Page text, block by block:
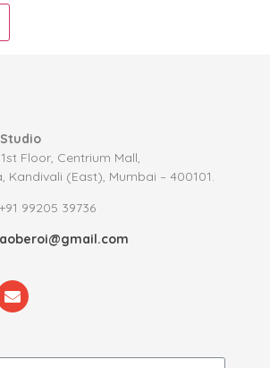
Studio
Floor, Centrium Mall,
Kandivali (East), Mumbai – 400101.
+91 99205 39736